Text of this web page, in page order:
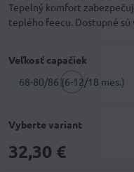
Tepelný komfort
teplého feecu. Dostupné sú
Veľkosť capačiek
68-80/86 (6-12/18 mes.)
Vyberte variant
32,30 €